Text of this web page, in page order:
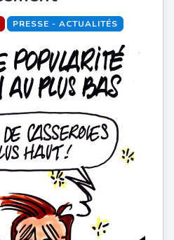
PRESSE - ACTUALITÉS